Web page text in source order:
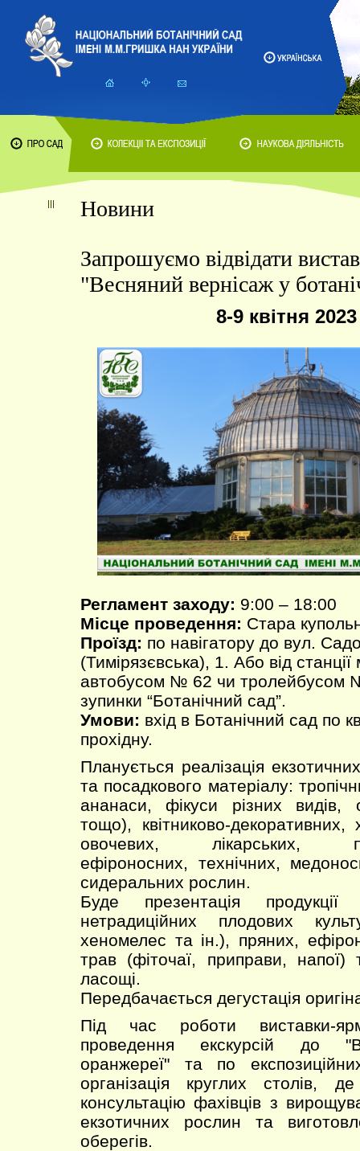
Новини
Запрошуємо відвідати
"Весняний вернісаж у
8-9 квітня
Регламент заходу: 9:00 – 18:00
Місце проведення: Стара
Проїзд: по навігатору до вул.
(Тимірязєвська), 1. Або від
автобусом № 62 чи тролейбусом
зупинки “Ботанічний сад”.
Умови: вхід в Ботанічний сад по
прохідну.
Планується реалізація
та посадкового матеріалу:
ананаси, фікуси різних видів,
тощо), квітниково-
овочевих, лікарських,
ефіроносних, технічних,
сидеральних рослин.
Буде презентація
нетрадиційних плодових
хеномелес та ін.), пряних,
трав (фіточаї, приправи,
ласощі.
Передбачається дегустація
Під час роботи виставки-
проведення екскурсій до
оранжереї" та по
організація круглих столів,
консультацію фахівців з
екзотичних рослин та
оберегів.